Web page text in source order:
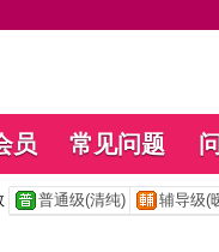
员 常见问题
普通级(清纯) 辅导级(